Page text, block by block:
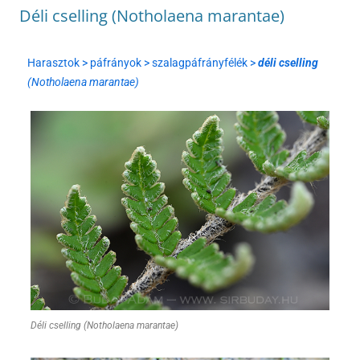
Déli cselling (Notholaena marantae)
Harasztok > páfrányok > szalagpáfrányfélék >déli cselling
(Notholaena marantae)
Déli cselling (Notholaena marantae)